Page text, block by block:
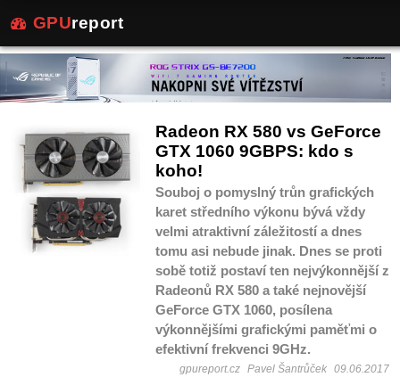
GPUreport
Radeon RX 580 vs GeForce
GTX 1060 9GBPS: kdo s
koho!
Souboj o pomyslný trůn grafických
karet středního výkonu bývá vždy
velmi atraktivní záležitostí a dnes
tomu asi nebude jinak. Dnes se proti
sobě totiž postaví ten nejvýkonnější z
Radeonů RX 580 a také nejnovější
GeForce GTX 1060, posílena
výkonnějšími grafickými paměťmi o
efektivní frekvenci 9GHz.
gpureport.cz Pavel Šantrůček 09.06.2017